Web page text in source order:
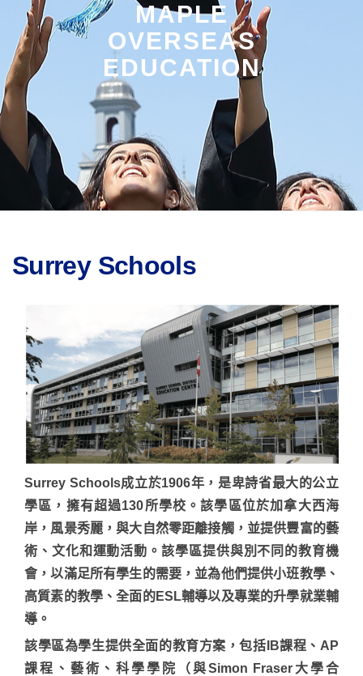
MAPLE
OVERSEAS
EDUCATION
Surrey Schools
Surrey Schools成立於1906年，是卑詩省最大的公立
學區，擁有超過130所學校。該學區位於加拿大西海
岸，風景秀麗，與大自然零距離接觸，並提供豐富的藝
術、文化和運動活動。該學區提供與別不同的教育機
會，以滿足所有學生的需要，並為他們提供小班教學、
高質素的教學、全面的ESL輔導以及專業的升學就業輔
導。
該學區為學生提供全面的教育方案，包括IB課程、AP
課程、藝術、科學學院（與Simon Fraser大學合